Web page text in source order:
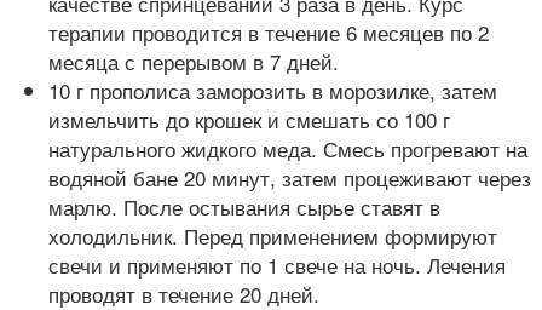
терапии проводится в течение 6 месяцев по 2
месяца с перерывом в 7 дней.
10 г прополиса заморозить в морозилке, затем
измельчить до крошек и смешать со 100 г
натурального жидкого меда. Смесь прогревают на
водяной бане 20 минут, затем процеживают через
марлю. После остывания сырье ставят в
холодильник. Перед применением формируют
свечи и применяют по 1 свече на ночь. Лечения
проводят в течение 20 дней.